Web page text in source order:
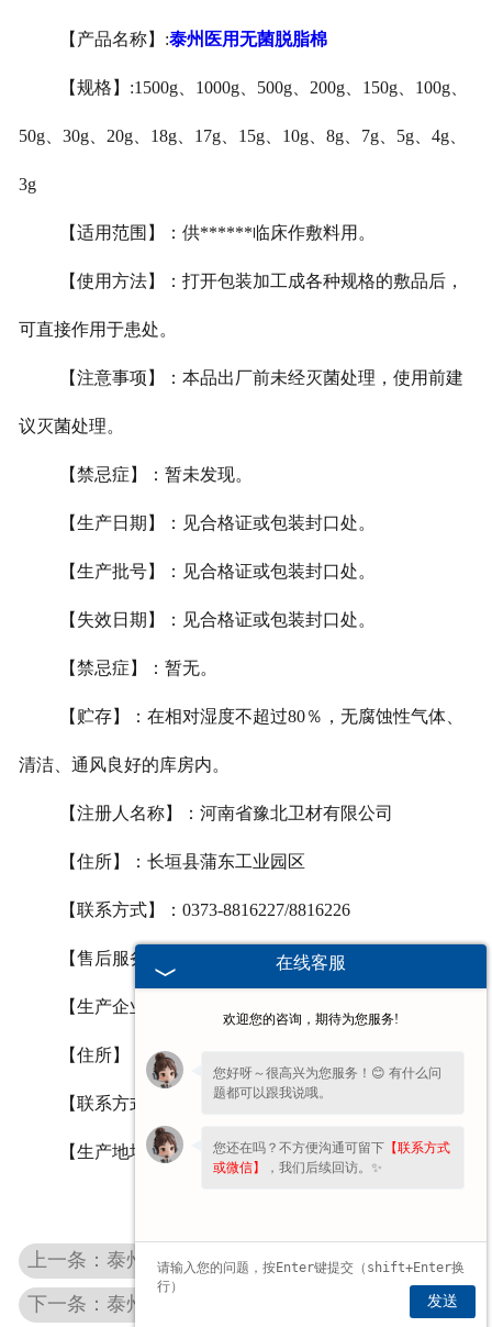
【产品名称】 :泰州医用无菌脱脂棉
【规格】 :1500g、 1000g、 500g、 200g、 150g、 100g、
50g、 30g、 20g、 18g、 17g、 15g、 10g、 8g、 7g、 5g、 4g、
3g
【适用范围】：供******临床作敷料用。
【使用方法】：打开包装加工成各种规格的敷品后，
可直接作用于患处。
【注意事项】：本品出厂前未经灭菌处理，使用前建
议灭菌处理。
【禁忌症】：暂未发现。
【生产日期】：见合格证或包装封口处。
【生产批号】：见合格证或包装封口处。
【失效日期】：见合格证或包装封口处。
【禁忌症】：暂无。
【贮存】：在相对湿度不超过80％，无腐蚀性气体、
清洁、通风良好的库房内。
【注册人名称】：河南省豫北卫材有限公司
【住所】：长垣县蒲东工业园区
【联系方式】： 0373-8816227/8816226
【售后服务单位】：河南省豫北卫材有限公司
【生产企业名称】：河南省豫北卫材有限公司
【住所】：长垣县蒲东工业园区
【联系方式】： 0373-8816227/8816226
【生产地址】：长垣县蒲东工业园区
上一条：泰州一次性医用棉垫
下一条：泰州易折式碘伏棉签
在线客服
欢迎您的咨询，期待为您服务!
您好呀～很高兴为您服务！😊 有什么问
题都可以跟我说哦。
您还在吗？不方便沟通可留下 【联系方式
或微信】
，我们后续回访。✨
发送